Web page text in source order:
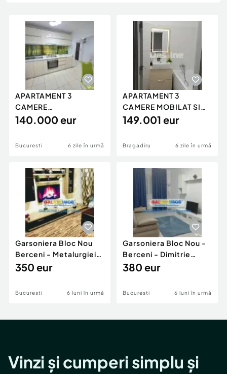
Animale de companie
Afaceri și echipamente profesionale
Inchiriere Bunuri si Vehicule
Piese auto si accesorii
Dacia Duster
APARTAMENT 3
CAMERE
SEMIDECOMANDAT
140.000 eur
Bucuresti 6 zile în urmă
APARTAMENT 3
CAMERE MOBILAT SI
UTILAT
149.001 eur
Bragadiru 6 zile în urmă
Garsoniera Bloc Nou
Berceni - Metalurgiei
Park - Postalionul
350 eur
Bucuresti 6 luni în urmă
Garsoniera Bloc Nou -
Berceni - Dimitrie
Leonida
380 eur
Bucuresti 6 luni în urmă
Vinzi și cumperi simplu și